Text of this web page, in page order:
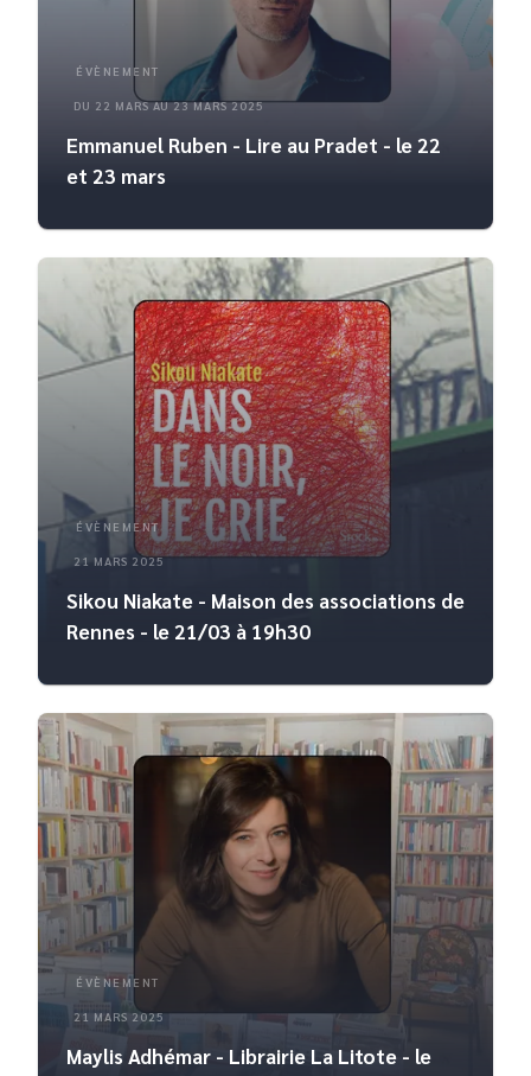
ÉVÈNEMENT
DU 22 MARS AU 23 MARS 2025
Emmanuel Ruben - Lire au Pradet - le 22
et 23 mars
ÉVÈNEMENT
21 MARS 2025
Sikou Niakate - Maison des associations de
Rennes - le 21/03 à 19h30
ÉVÈNEMENT
21 MARS 2025
Maylis Adhémar - Librairie La Litote - le